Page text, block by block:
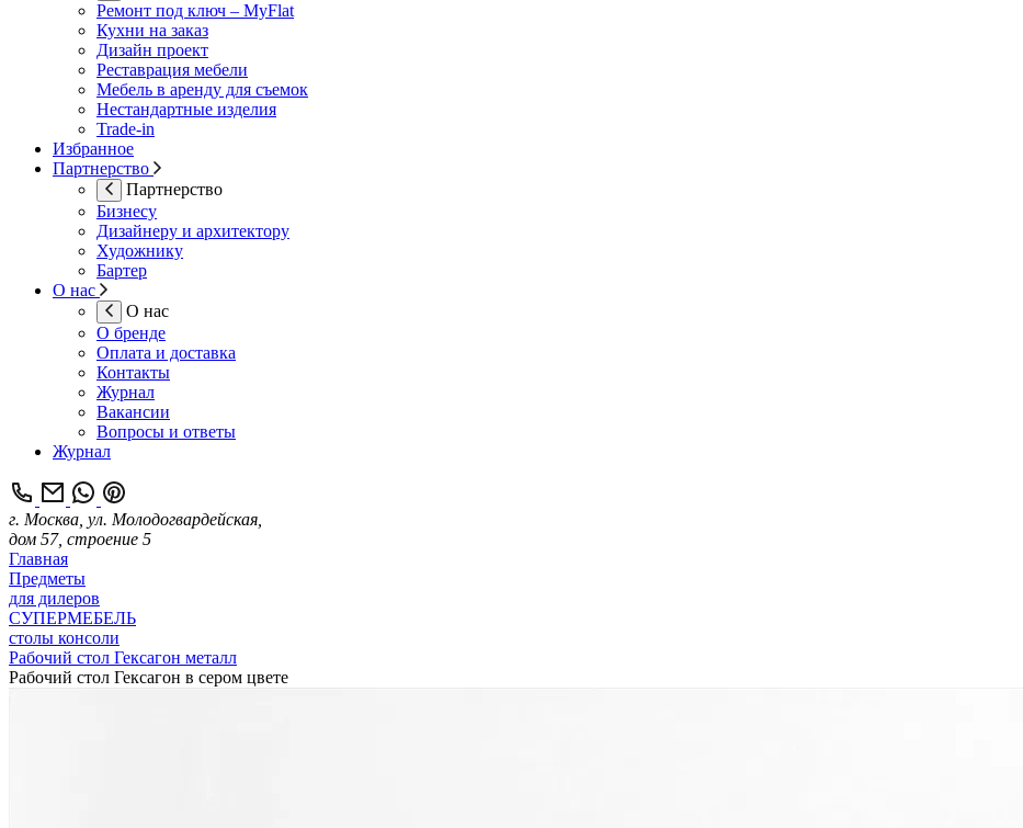
Ремонт под ключ – MyFlat
Кухни на заказ
Дизайн проект
Реставрация мебели
Мебель в аренду для съемок
Нестандартные изделия
Trade-in
Избранное
Партнерство
Партнерство
Бизнесу
Дизайнеру и архитектору
Художнику
Бартер
О нас
О нас
О бренде
Оплата и доставка
Контакты
Журнал
Вакансии
Вопросы и ответы
Журнал
г. Москва, ул. Молодогвардейская,
дом 57, строение 5
Главная
Предметы
для дилеров
СУПЕРМЕБЕЛЬ
столы консоли
Рабочий стол Гексагон металл
Рабочий стол Гексагон в сером цвете